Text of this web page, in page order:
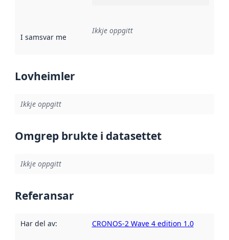
I samsvar med Referanse til ei implementeringsregel eller
Ikkje oppgitt
Lovheimler
Ikkje oppgitt
Omgrep brukte i datasettet
Ikkje oppgitt
Referansar
Har del av: CRONOS-2 Wave 4 edition 1.0